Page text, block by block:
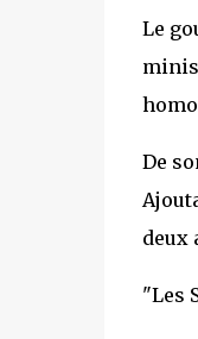
Le
De
deux
"Les